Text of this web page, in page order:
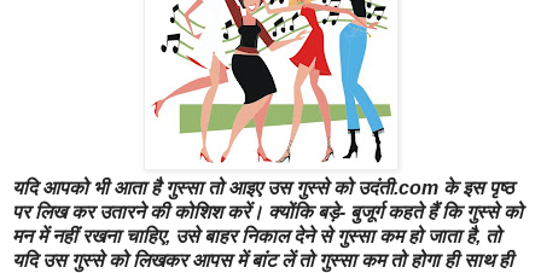
यदि आपको भी आता है गुस्सा तो आइए उस गुस्से को उदंती.com के इस पृष्ठ
पर लिख कर उतारने की कोशिश करें। क्योंकि बड़े- बुजूर्ग कहते हैं कि गुस्से को
मन में नहीं रखना चाहिए, उसे बाहर निकाल देने से गुस्सा कम हो जाता है, तो
यदि उस गुस्से को लिखकर आपस में बांट लें तो गुस्सा कम तो होगा ही साथ ही